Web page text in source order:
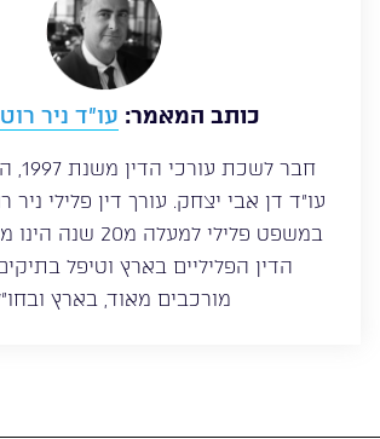
כותב המאמר: עו”ד ניר
חבר
עו”ד דן אבי יצחק. עורך דין פלילי ניר
במשפט פלילי למעלה
הדין הפליליים בארץ וטיפל
מורכבים מאוד, בארץ